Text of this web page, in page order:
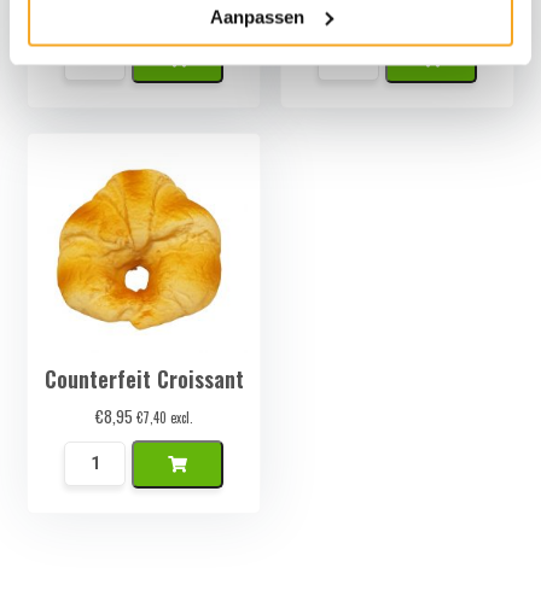
Aanpassen
Namaak
Namaak
Hamburger
Counterfeit Croissant
€8,95 €7,40 excl.
Namaak
Croissant